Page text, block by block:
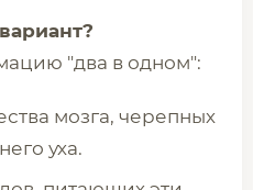
"два в одном":
мозга, черепных
уха.